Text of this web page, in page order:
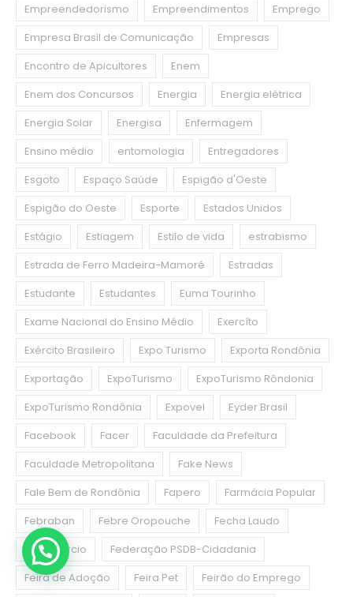
Empreendedorismo
Empreendimentos
Emprego
Empresa Brasil de Comunicação
Empresas
Encontro de Apicultores
Enem
Enem dos Concursos
Energia
Energia elétrica
Energia Solar
Energisa
Enfermagem
Ensino médio
entomologia
Entregadores
Esgoto
Espaço Saúde
Espigão d'Oeste
Espigão do Oeste
Esporte
Estados Unidos
Estágio
Estiagem Estilo de vida
estrabismo
Estrada de Ferro Madeira-Mamoré
Estradas
Estudante
Estudantes
Euma Tourinho
Exame Nacional do Ensino Médio
Exercíto
Exército Brasileiro
Expo Turismo
Exporta Rondônia
Exportação
ExpoTurismo
ExpoTurismo Rôndonia
ExpoTurismo Rondônia
Expovel
Eyder Brasil
Facebook
Facer
Faculdade da Prefeitura
Faculdade Metropolitana
Fake News
Fale Bem de Rondônia
Fapero
Farmácia Popular
Febraban
Febre Oropouche
Fecha Laudo
Fecomercio
Federação PSDB-Cidadania
Feira de Adoção
Feira Pet Feirão do Emprego